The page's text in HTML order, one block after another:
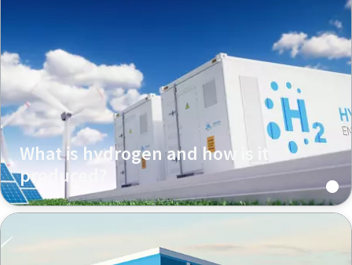
What is hydrogen and how is it
produced?